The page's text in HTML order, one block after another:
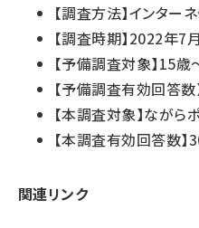
【調査方法】インター
【調査時期】2022年7
【予備調査対象】15
【予備調査有効回答数
【本調査対象】なが
【本調査有効回答数】
関連リンク